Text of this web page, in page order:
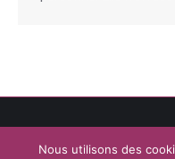
Nous utilisons des